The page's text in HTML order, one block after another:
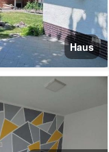
Haus